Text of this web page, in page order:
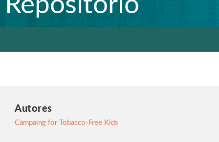
Autores
Campaing for Tobacco-Free Kids